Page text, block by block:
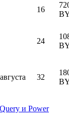
16
24
32
и Power